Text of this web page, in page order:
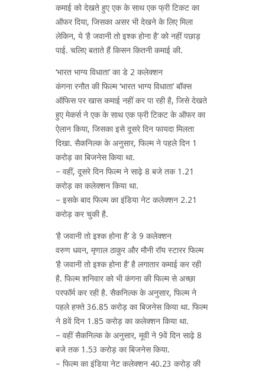
कमाई को देखते हुए एक के साथ एक फ्री टिकट का
ऑफर दिया, जिसका असर भी देखने के लिए मिला
लेकिन, ये ‘है जवानी तो इश्क होना है’ को नहीं पछाड़
पाई. चलिए बताते हैं किसन कितनी कमाई की.
‘भारत भाग्य विधाता’ का डे 2 कलेक्शन
कंगना रनौत की फिल्म ‘भारत भाग्य विधाता’ बॉक्स
ऑफिस पर खास कमाई नहीं कर पा रही है, जिसे देखते
हुए मेकर्स ने एक के साथ एक फ्री टिकट के ऑफर का
ऐलान किया, जिसका इसे दूसरे दिन फायदा मिलता
दिखा. सैकनिल्क के अनुसार, फिल्म ने पहले दिन 1
करोड़ का बिजनेस किया था.
– वहीं, दूसरे दिन फिल्म ने साढ़े 8 बजे तक 1.21
करोड़ का कलेक्शन किया था.
– इसके बाद फिल्म का इंडिया नेट कलेक्शन 2.21
करोड़ कर चुकी है.
‘है जवानी तो इश्क होना है’ डे 9 कलेक्शन
वरुण धवन, मृणाल ठाकुर और मौनी रॉय स्टारर फिल्म
‘है जवानी तो इश्क होना है’ है लगातार कमाई कर रही
है. फिल्म शनिवार को भी कंगना की फिल्म से अच्छा
परफॉर्म कर रही है. सैकनिल्क के अनुसार, फिल्म ने
पहले हफ्ते 36.85 करोड़ का बिजनेस किया था. फिल्म
ने 8वें दिन 1.85 करोड़ का कलेक्शन किया था.
– वहीं सैकनिल्क के अनुसार, मूवी ने 9वें दिन साढ़े 8
बजे तक 1.53 करोड़ का बिजनेस किया.
– फिल्म का इंडिया नेट कलेक्शन 40.23 करोड़ की